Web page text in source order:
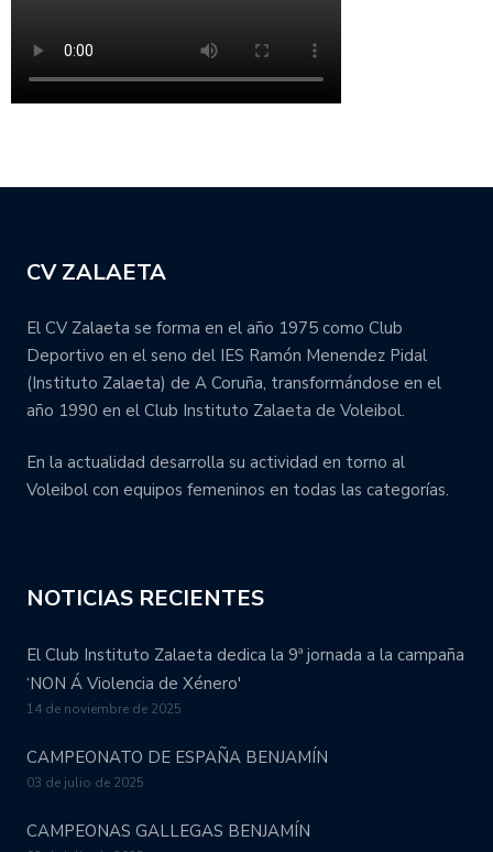
CV ZALAETA
El CV Zalaeta se forma en el año 1975 como Club
Deportivo en el seno del IES Ramón Menendez Pidal
(Instituto Zalaeta) de A Coruña, transformándose en el
año 1990 en el Club Instituto Zalaeta de Voleibol.
En la actualidad desarrolla su actividad en torno al
Voleibol con equipos femeninos en todas las categorías.
NOTICIAS RECIENTES
El Club Instituto Zalaeta dedica la 9ª jornada a la campaña
‘NON Á Violencia de Xénero'
14 de noviembre de 2025
CAMPEONATO DE ESPAÑA BENJAMÍN
03 de julio de 2025
CAMPEONAS GALLEGAS BENJAMÍN